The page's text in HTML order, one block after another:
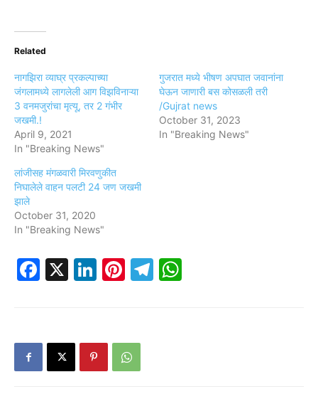
Related
नागझिरा व्याघ्र प्रकल्पाच्या
जंगलामध्ये लागलेली आग विझविनाऱ्या
3 वनमजुरांचा मृत्यू, तर 2 गंभीर
जखमी.!
April 9, 2021
In "Breaking News"
गुजरात मध्ये भीषण अपघात जवानांना
घेऊन जाणारी बस कोसळली तरी
/Gujrat news
October 31, 2023
In "Breaking News"
लांजीसह मंगळवारी मिरवणुकीत
निघालेले वाहन पलटी 24 जण जखमी
झाले
October 31, 2020
In "Breaking News"
Facebook
X LinkedIn
Pinterest
Telegram